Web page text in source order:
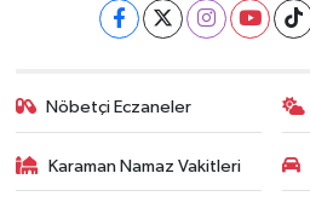
Nöbetçi Eczaneler
Karaman Namaz Vakitleri